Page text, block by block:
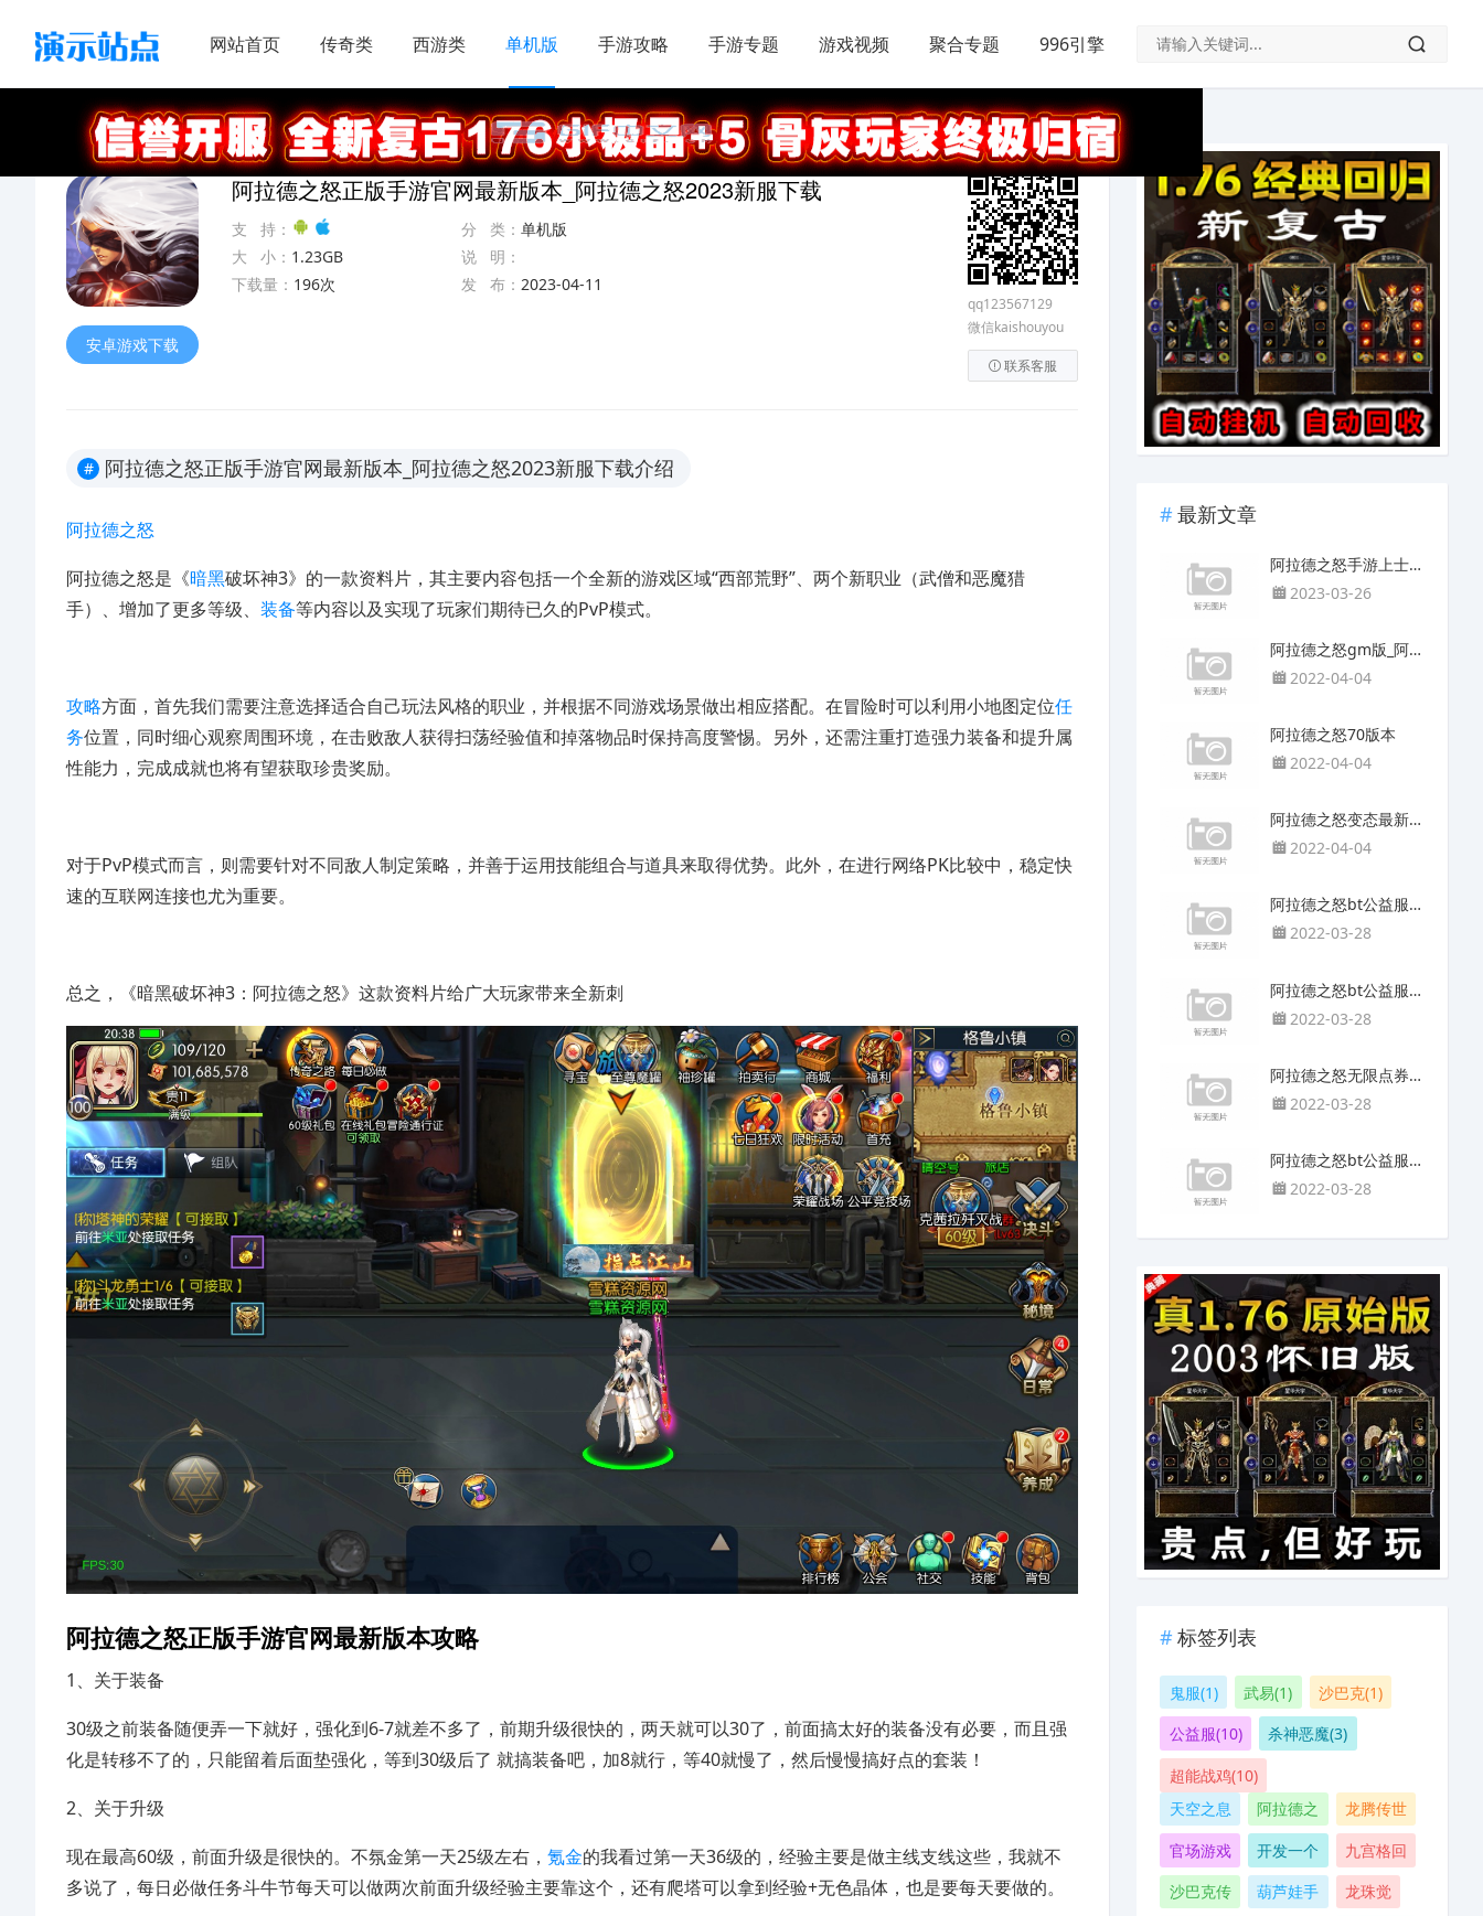
网站首页 传奇类 西游类 单机版 手游攻略 手游专题 游戏视频 聚合专题 996引擎
>单机版
安卓游戏下载
阿拉德之怒正版手游官网最新版本_阿拉德之怒2023新服下载
支 持： 分 类： 单机版
大 小： 1.23GB
说 明：
下载量： 196次 发 布： 2023-04-11
qq123567129
微信kaishouyou
联系客服
# 阿拉德之怒正版手游官网最新版本_阿拉德之怒2023新服下载介绍
阿拉德之怒
阿拉德之怒是《暗黑破坏神3》的一款资料片，其主要内容包括一个全新的游戏区域“西部荒野”、两个新职业（武僧和恶魔猎
手）、增加了更多等级、 装备等内容以及实现了玩家们期待已久的PvP模式。
攻略方面，首先我们需要注意选择适合自己玩法风格的职业，并根据不同游戏场景做出相应搭配。在冒险时可以利用小地图定位任
务位置，同时细心观察周围环境，在击败敌人获得扫荡经验值和掉落物品时保持高度警惕。另外，还需注重打造强力装备和提升属
性能力，完成成就也将有望获取珍贵奖励。
对于PvP模式而言，则需要针对不同敌人制定策略，并善于运用技能组合与道具来取得优势。此外，在进行网络PK比较中，稳定快
速的互联网连接也尤为重要。
总之，《暗黑破坏神3：阿拉德之怒》这款资料片给广大玩家带来全新刺
阿拉德之怒正版手游官网最新版本攻略
1、关于装备
30级之前装备随便弄一下就好，强化到6-7就差不多了，前期升级很快的，两天就可以30了，前面搞太好的装备没有必要，而且强
化是转移不了的，只能留着后面垫强化，等到30级后了 就搞装备吧，加8就行，等40就慢了，然后慢慢搞好点的套装！
2、关于升级
现在最高60级，前面升级是很快的。不氛金第一天25级左右， 氪金的我看过第一天36级的，经验主要是做主线支线这些，我就不
多说了，每日必做任务斗牛节每天可以做两次前面升级经验主要靠这个，还有爬塔可以拿到经验+无色晶体，也是要每天要做的。
最新文章
阿拉德之怒手游上士版本攻略介绍
2023-03-26
阿拉德之怒gm版_阿拉德之怒变态版一键满级版
2022-04-04
阿拉德之怒70版本
2022-04-04
阿拉德之怒变态最新版
2022-04-04
阿拉德之怒bt公益服变态版怎么弄
2022-03-28
阿拉德之怒bt公益服变态版六元党白嫖玩家的福音-土系三大腿
2022-03-28
阿拉德之怒无限点券最新版开局攻略
2022-03-28
阿拉德之怒bt公益服变态版攻略
2022-03-28
标签列表
​鬼服(1) 武易(1)
沙巴克(1)
公益服(10)
杀神恶魔(3)
超能战鸡(10)
天空之息
阿拉德之
龙腾传世
官场游戏
开发一个
九宫格回
沙巴克传
葫芦娃手
​龙珠觉